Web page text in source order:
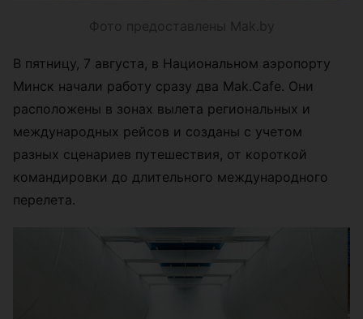
Фото предоставлены Mak.by
В пятницу, 7 августа, в Национальном аэропорту
Минск начали работу сразу два Mak.Cafe. Они
расположены в зонах вылета региональных и
международных рейсов и созданы с учетом
разных сценариев путешествия, от короткой
командировки до длительного международного
перелета.